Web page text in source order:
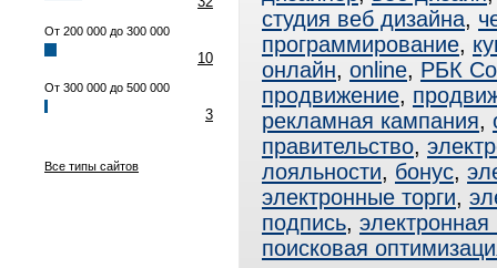
От 200 000 до 300 000
10
От 300 000 до 500 000
3
Все типы сайтов
студия веб дизайна,
программирование,
онлайн, online, РБК
продвижение,
рекламная кампания,
правительство,
лояльности, бонус,
электронные торги,
подпись, электронная
поисковая